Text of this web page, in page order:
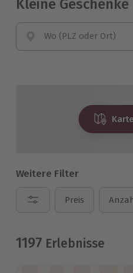
Kleine Geschenke
Wo (PLZ oder Ort)
Weitere Filter
Preis
1197 Erlebnisse